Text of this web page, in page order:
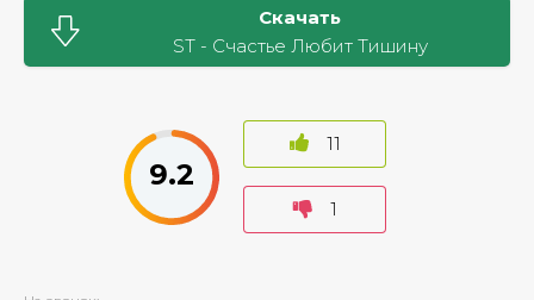
Скачать
ST - Счастье Любит Тишину
9.2
11
1